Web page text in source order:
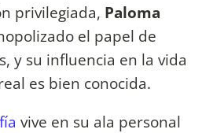
privilegiada, Paloma
el papel de
y su influencia en la vida
es bien conocida.
vive en su ala personal